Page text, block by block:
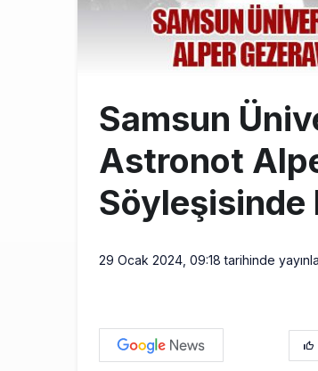
Samsun
Astronot
Söyleşisinde
29 Ocak 2024, 09:18 tarihinde